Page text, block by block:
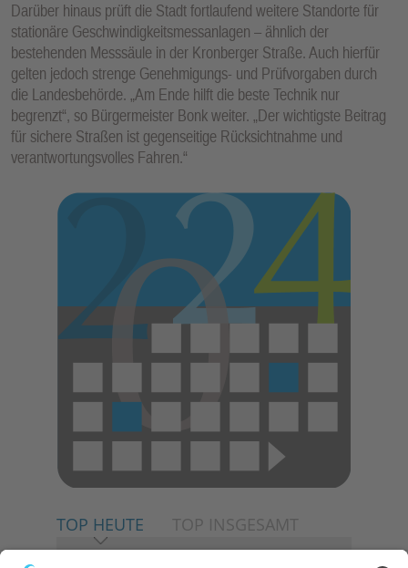
Darüber hinaus prüft die Stadt fortlaufend weitere Standorte für
stationäre Geschwindigkeitsmessanlagen – ähnlich der
bestehenden Messsäule in der Kronberger Straße. Auch hierfür
gelten jedoch strenge Genehmigungs- und Prüfvorgaben durch
die Landesbehörde. „Am Ende hilft die beste Technik nur
begrenzt“, so Bürgermeister Bonk weiter. „Der wichtigste Beitrag
für sichere Straßen ist gegenseitige Rücksichtnahme und
verantwortungsvolles Fahren.“
TOP HEUTE TOP INSGESAMT